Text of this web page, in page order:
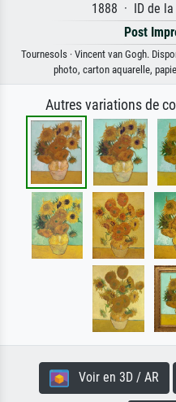
1888 · ID de
Post
Tournesols · Vincent van Gogh.
photo, carton aquarelle,
Autres variations de
Voir en 3D / AR